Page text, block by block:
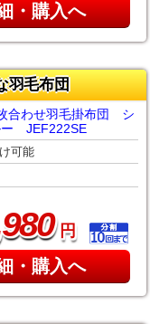
・購入へ
羽毛布団
合わせ羽毛掛布団 シ
JEF222SE
可能
980円
・購入へ